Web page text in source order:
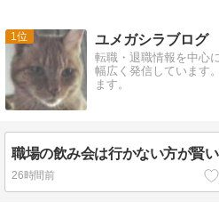
1 ユメガシラブログ
転職・退職情報を中心
幅広く発信しています
ます。
26時間前